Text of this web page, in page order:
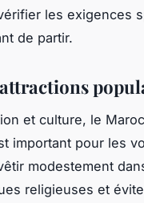
les exigences
de partir.
et culture, le
important pour les
modestement
religieuses et